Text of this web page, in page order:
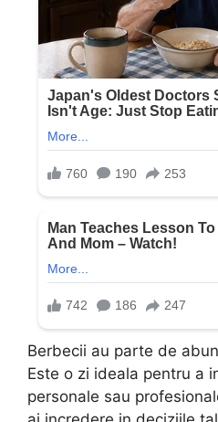
Berbecii au parte de
Este o zi ideala pentru a
personale sau